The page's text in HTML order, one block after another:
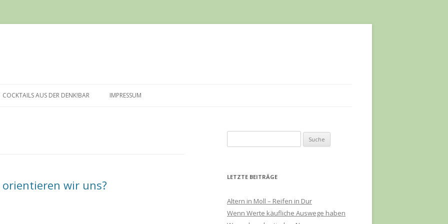
zum
COCKTAILS AUS DER DENK!BAR IMPRESSUM
orientieren wir uns?
u
h
n
a
c
LETZTE BEITRÄGE
Altern in Moll – Reifen in Dur
Wenn Werte käufliche Auswege haben